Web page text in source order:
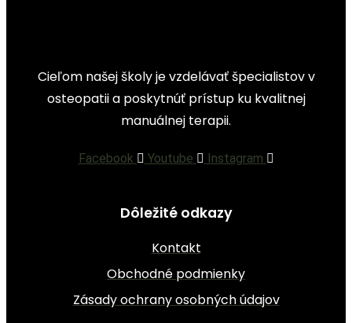
Cieľom našej školy je vzdelávať špecialistov v
osteopatii a poskytnúť prístup ku kvalitnej
manuálnej terapii.
Facebook Youtube Instagram
Dôležité odkazy
Kontakt
Obchodné podmienky
Zásady ochrany osobných údajov